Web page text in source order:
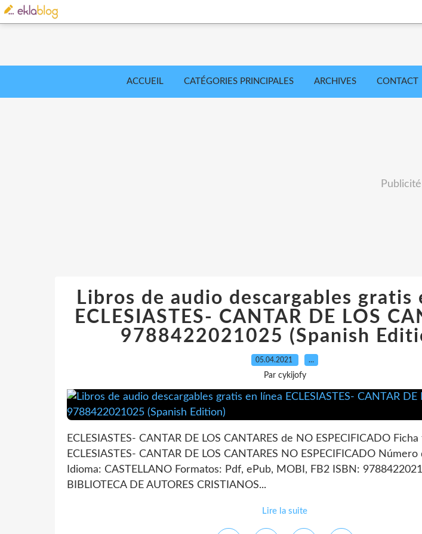
ACCUEIL CATÉGORIES PRINCIPALES ARCHIVES CONTACT
Publicité
Libros de audio descargables gratis
ECLESIASTES- CANTAR DE LOS
9788422021025 (Spanish
05.04.2021 …
Par cykijofy
ECLESIASTES- CANTAR DE LOS CANTARES de NO ESPECIFICADO
ECLESIASTES- CANTAR DE LOS CANTARES NO ESPECIFICADO
Idioma: CASTELLANO Formatos: Pdf, ePub, MOBI, FB2 ISBN:
BIBLIOTECA DE AUTORES CRISTIANOS...
Lire la suite